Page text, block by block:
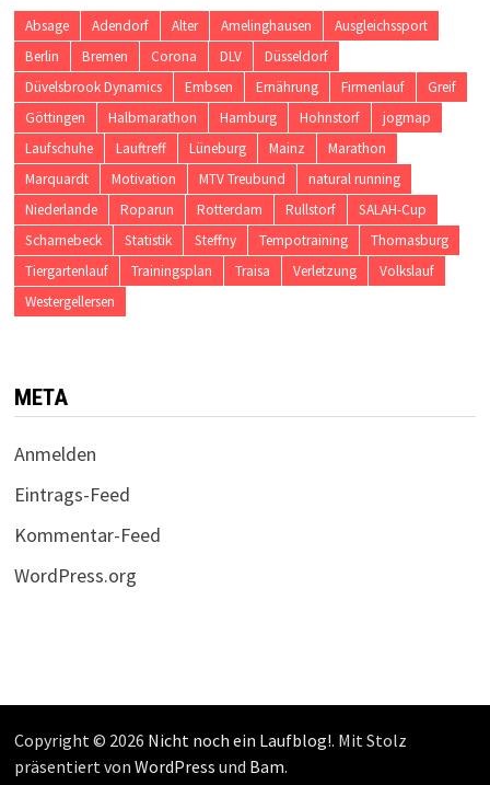
Absage Adendorf Alter Amelinghausen
Ausgleichssport
Berlin
Bremen Corona DLV
Düsseldorf
Düvelsbrook Dynamics
Embsen Ernährung Firmenlauf
Greif
Göttingen
Halbmarathon Hamburg Hohnstorf
jogmap
Laufschuhe
Lauftreff Lüneburg Mainz
Marathon
Marquardt
Motivation MTV Treubund
natural running
Niederlande
Roparun Rotterdam Rullstorf
SALAH-Cup
Scharnebeck
Statistik Steffny Tempotraining
Thomasburg
Tiergartenlauf
Trainingsplan Traisa Verletzung
Volkslauf
Westergellersen
META
Anmelden
Eintrags-Feed
Kommentar-Feed
WordPress.org
Copyright © 2026 Nicht noch ein Laufblog!. Mit Stolz
präsentiert von WordPress und Bam.